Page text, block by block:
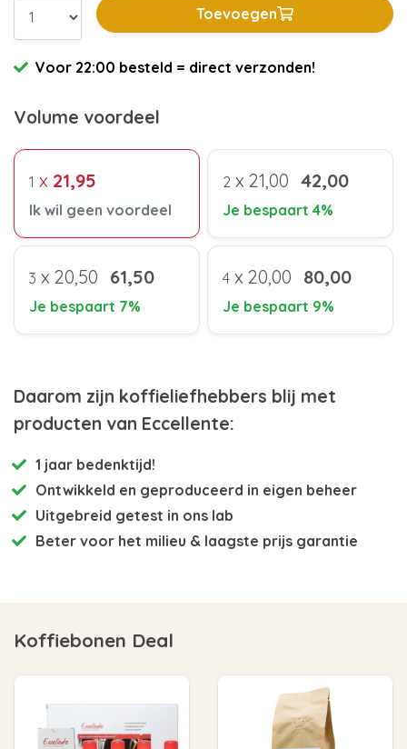
Toevoegen
Voor 22:00 besteld = direct verzonden!
Volume voordeel
1 x 21,95
Ik wil geen voordeel
2 x 21,00 42,00
Je bespaart 4%
3 x 20,50 61,50
Je bespaart 7%
4 x 20,00 80,00
Je bespaart 9%
Daarom zijn koffieliefhebbers blij met
producten van Eccellente:
1 jaar bedenktijd!
Ontwikkeld en geproduceerd in eigen beheer
Uitgebreid getest in ons lab
Beter voor het milieu & laagste prijs garantie
Koffiebonen Deal